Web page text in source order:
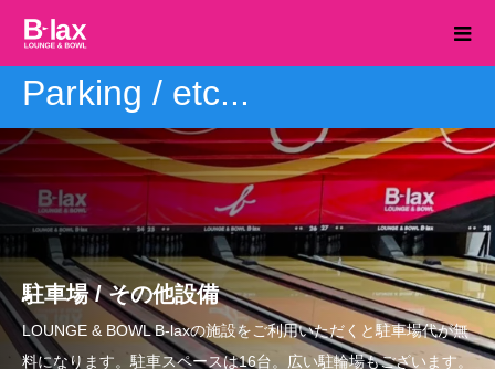
Parking / etc...
駐車場 / その他設備
LOUNGE & BOWL B-laxの施設をご利用いただくと駐車場代が無
料になります。駐車スペースは16台。広い駐輪場もございます。